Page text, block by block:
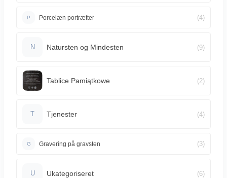
P Porcelæn portrætter (4)
N Natursten og Mindesten (9)
Tablice Pamiątkowe (2)
Tjenester (4)
G Gravering på gravsten (3)
U Ukategoriseret (6)